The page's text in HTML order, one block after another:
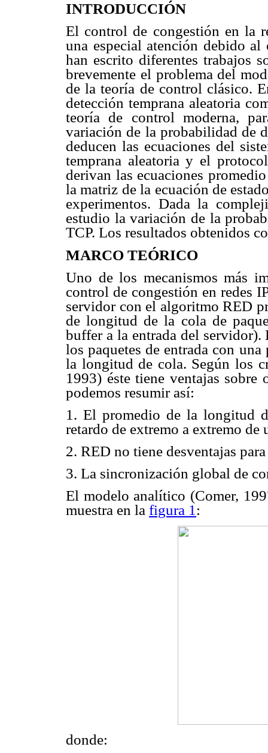
INTRODUCCIÓN
El control de congestión en la
una especial atención debido al
han escrito diferentes trabajos
brevemente el problema del
de la teoría de control clásico.
detección temprana aleatoria
teoría de control moderna,
variación de la probabilidad de
deducen las ecuaciones del
temprana aleatoria y el
derivan las ecuaciones
la matriz de la ecuación de
experimentos. Dada la
estudio la variación de la
TCP. Los resultados obtenidos
MARCO TEÓRICO
Uno de los mecanismos más
control de congestión en redes
servidor con el algoritmo RED
de longitud de la cola de
buffer a la entrada del servidor).
los paquetes de entrada con
la longitud de cola. Según los
1993) éste tiene ventajas
podemos resumir así:
1. El promedio de la longitud
retardo de extremo a extremo
2. RED no tiene desventajas
3. La sincronización global de
El modelo analítico (Comer,
muestra en la figura 1:
donde: